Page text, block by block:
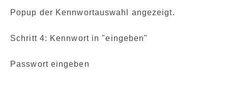
Popup der Kennwortauswahl angezeigt.
Schritt 4: Kennwort in "eingeben"
Passwort eingeben